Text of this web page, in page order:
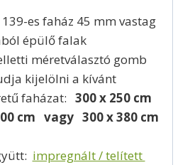
es faház 45 mm vastag
épülő falak
méretválasztó gomb
kijelölni a kívánt
faházat: 300 x 250 cm
cm vagy 300 x 380 cm
impregnált / telített